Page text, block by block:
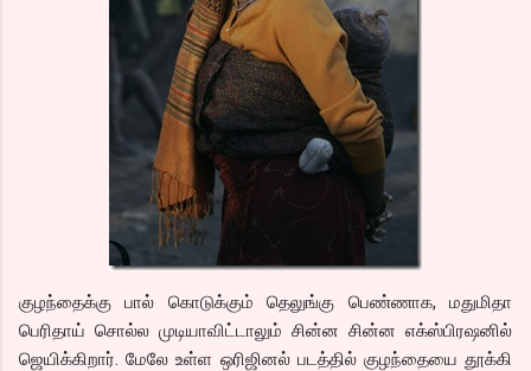
குழந்தைக்கு பால் கொடுக்கும் தெலுங்கு பெண்ணாக, மதுமிதா
பெரிதாய் சொல்ல முடியாவிட்டாலும் சின்ன சின்ன எக்ஸ்பிரஷனில்
ஜெயிக்கிறார். மேலே உள்ள ஒரிஜினல் படத்தில் குழந்தையை தூக்கி